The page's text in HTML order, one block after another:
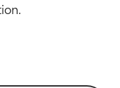
studi
studi